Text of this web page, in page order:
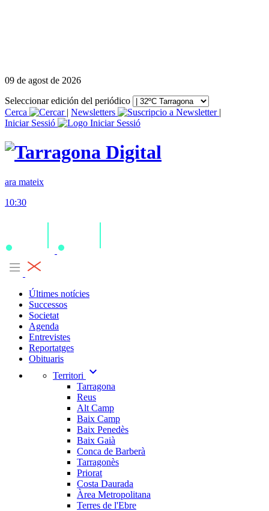
09 de agost de 2026
Seleccionar edición del periódico
Cerca
| Newsletters
|
Iniciar Sessió
ara mateix
10:30
Últimes notícies
Successos
Societat
Agenda
Entrevistes
Reportatges
Obituaris
Territori
expand_more
Tarragona
Reus
Alt Camp
Baix Camp
Baix Penedès
Baix Gaià
Conca de Barberà
Tarragonès
Priorat
Costa Daurada
Àrea Metropolitana
Terres de l'Ebre